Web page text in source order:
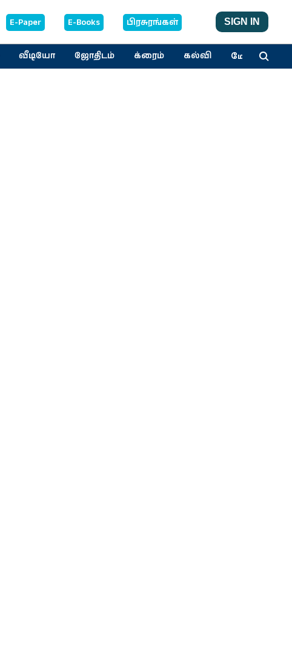
E-Paper E-Books பிரசுரங்கள் SIGN IN
வீடியோ ஜோதிடம் க்ரைம் கல்வி மேலும்